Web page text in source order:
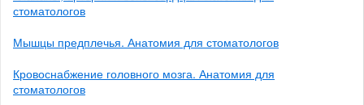
стоматологов
Мышцы предплечья. Анатомия для стоматологов
Кровоснабжение головного мозга. Анатомия для
стоматологов